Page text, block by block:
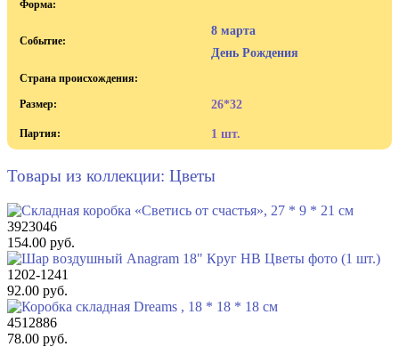
Форма:
Событие:
8 марта
День Рождения
Страна происхождения:
Размер: 26*32
Партия: 1 шт.
Товары из коллекции: Цветы
3923046
154.00 руб.
1202-1241
92.00 руб.
4512886
78.00 руб.